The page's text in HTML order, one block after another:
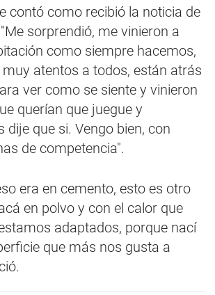
contó como recibió la noticia de
sorprendió, me vinieron a
como siempre hacemos,
atentos a todos, están atrás
ver como se siente y vinieron
querían que juegue y
dije que si. Vengo bien, con
de competencia".
era en cemento, esto es otro
en polvo y con el calor que
adaptados, porque nací
que más nos gusta a